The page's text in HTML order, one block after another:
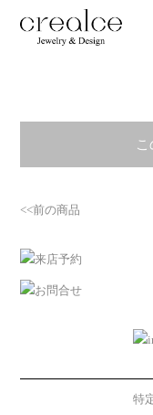
<<前の商品
特